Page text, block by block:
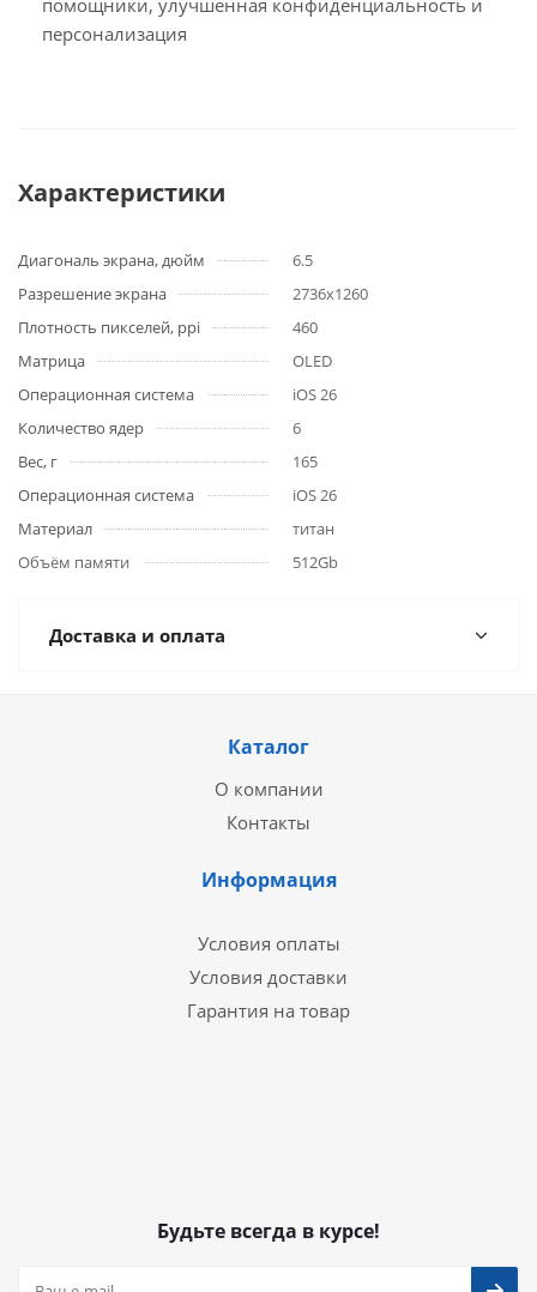
помощники, улучшенная конфиденциальность и
персонализация
Характеристики
Диагональ экрана, дюйм
6.5
Разрешение экрана
2736x1260
Плотность пикселей, ppi
460
Матрица
OLED
Операционная система
iOS 26
Количество ядер
6
Вес, г
165
Операционная система
iOS 26
Материал
титан
Объём памяти
512Gb
Доставка и оплата
Каталог
О компании
Контакты
Информация
Условия оплаты
Условия доставки
Гарантия на товар
Будьте всегда в курсе!